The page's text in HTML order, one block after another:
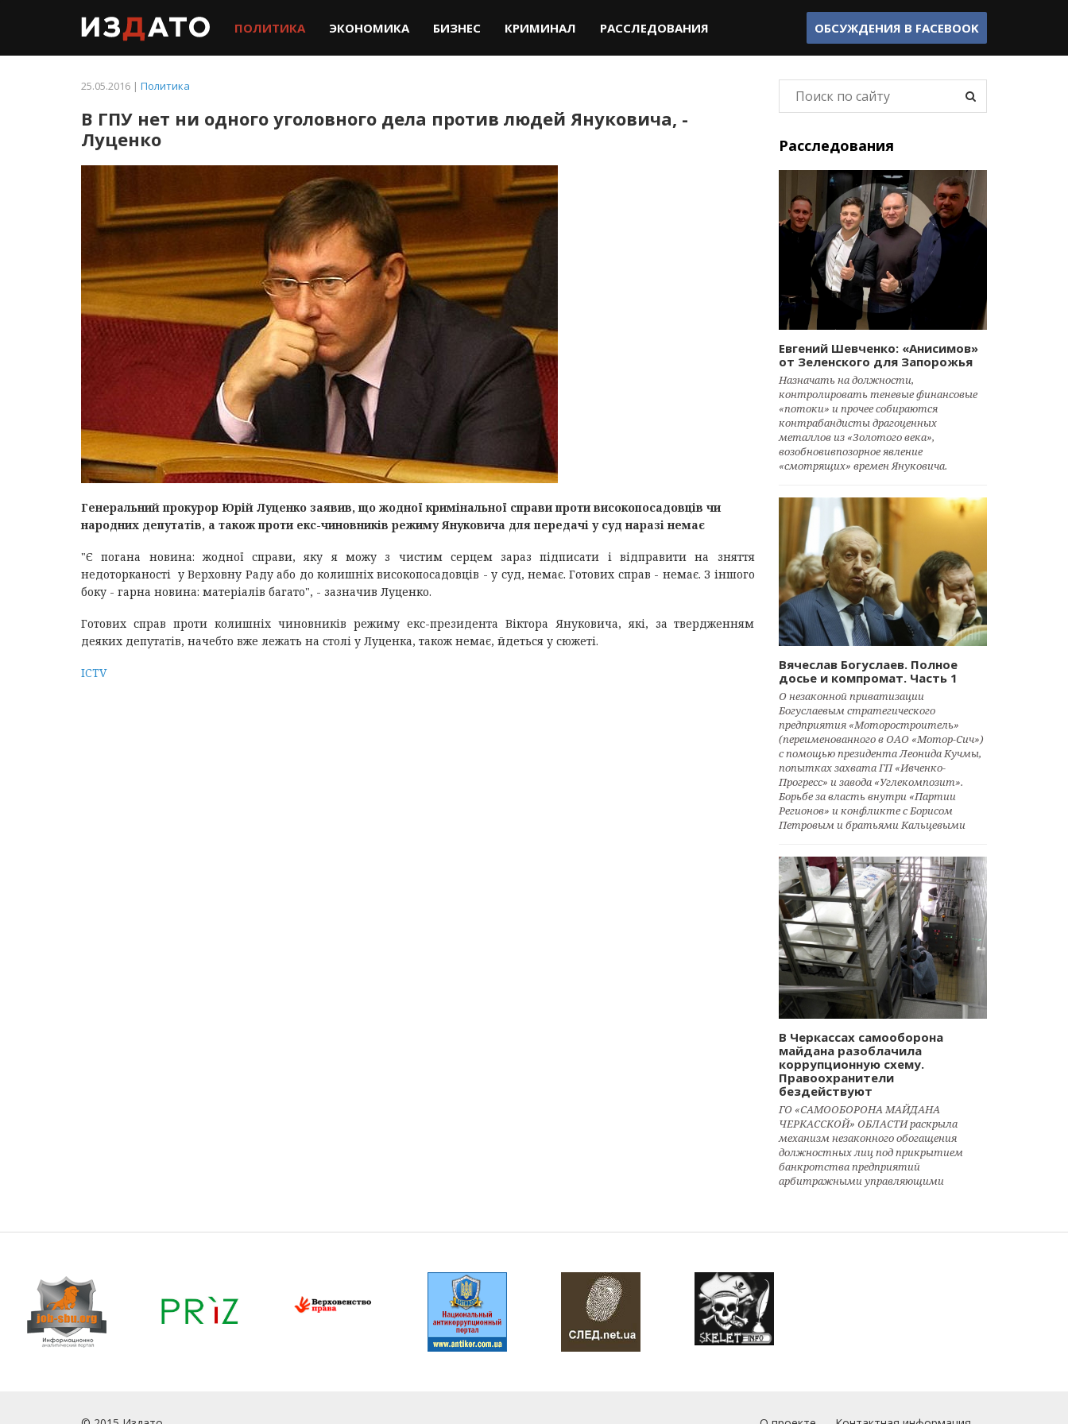
ПОЛИТИКА ЭКОНОМИКА БИЗНЕС КРИМИНАЛ РАССЛЕДОВАНИЯ ОБСУЖДЕНИЯ В FACEBOOK
25.05.2016 | Политика
В ГПУ нет ни одного уголовного дела против людей Януковича, -
Луценко
Генеральний прокурор Юрій Луценко заявив, що жодної кримінальної справи проти високопосадовців чи
народних депутатів, а також проти екс-чиновників режиму Януковича для передачі у суд наразі немає
"Є погана новина: жодної справи, яку я можу з чистим серцем зараз підписати і відправити на зняття
недоторканості у Верховну Раду або до колишніх високопосадовців - у суд, немає. Готових справ - немає. З іншого
боку - гарна новина: матеріалів багато", - зазначив Луценко.
Готових справ проти колишніх чиновників режиму екс-президента Віктора Януковича, які, за твердженням
деяких депутатів, начебто вже лежать на столі у Луценка, також немає, йдеться у сюжеті.
ICTV
Расследования
Евгений Шевченко: «Анисимов»
от Зеленского для Запорожья
Назначать на должности,
контролировать теневые финансовые
«потоки» и прочее собираются
контрабандисты драгоценных
металлов из «Золотого века»,
возобновивпозорное явление
«смотрящих» времен Януковича.
Вячеслав Богуслаев. Полное
досье и компромат. Часть 1
О незаконной приватизации
Богуслаевым стратегического
предприятия «Моторостроитель»
(переименованного в ОАО «Мотор-Сич»)
с помощью президента Леонида Кучмы,
попытках захвата ГП «Ивченко-
Прогресс» и завода «Углекомпозит».
Борьбе за власть внутри «Партии
Регионов» и конфликте с Борисом
Петровым и братьями Кальцевыми
В Черкассах самооборона
майдана разоблачила
коррупционную схему.
Правоохранители
бездействуют
ГО «САМООБОРОНА МАЙДАНА
ЧЕРКАССКОЙ» ОБЛАСТИ раскрыла
механизм незаконного обогащения
должностных лиц под прикрытием
банкротства предприятий
арбитражными управляющими